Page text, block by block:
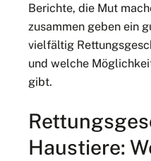
Berichte, die Mut
zusammen geben ein
vielfältig
und welche
gibt.
Haustiere: